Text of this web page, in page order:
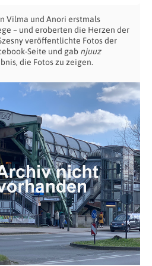
Vilma und Anori erstmals
– und eroberten die Herzen der
veröffentlichte Fotos der
Seite und gab njuuz
die Fotos zu zeigen.